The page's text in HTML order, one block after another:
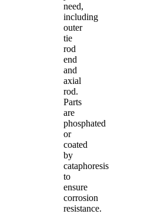
need,
including
outer
tie
rod
end
and
axial
rod.
Parts
are
phosphated
or
coated
by
cataphoresis
to
ensure
corrosion
resistance.